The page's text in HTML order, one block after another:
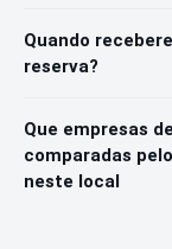
Quando
reserva?
Que empresas
comparadas
neste local